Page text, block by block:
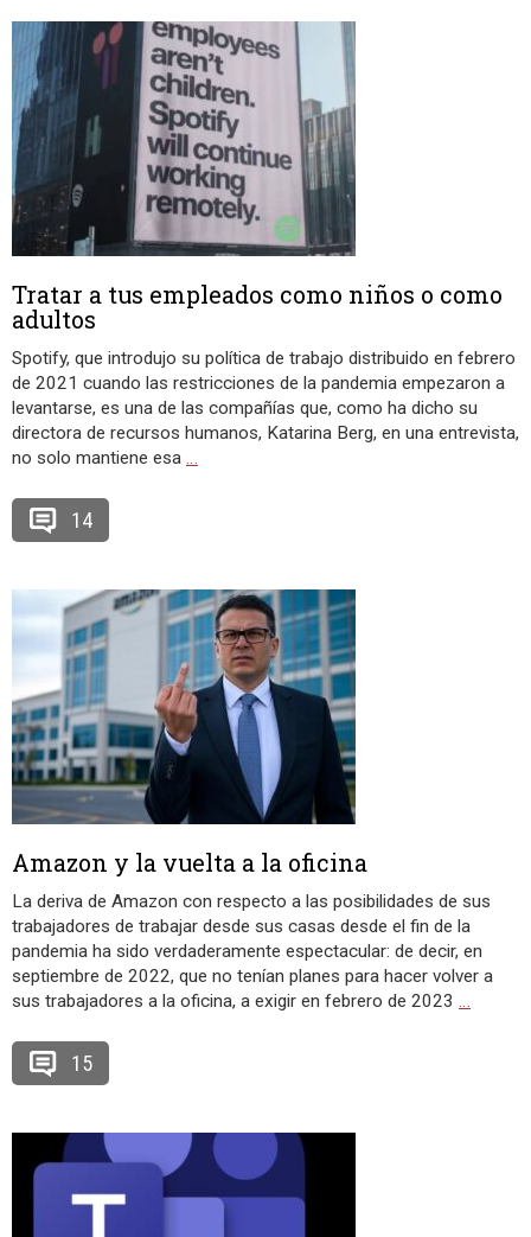
Tratar a tus empleados como niños o como
adultos
Spotify, que introdujo su política de trabajo distribuido en febrero
de 2021 cuando las restricciones de la pandemia empezaron a
levantarse, es una de las compañías que, como ha dicho su
directora de recursos humanos, Katarina Berg, en una entrevista,
no solo mantiene esa …
14
Amazon y la vuelta a la oficina
La deriva de Amazon con respecto a las posibilidades de sus
trabajadores de trabajar desde sus casas desde el fin de la
pandemia ha sido verdaderamente espectacular: de decir, en
septiembre de 2022, que no tenían planes para hacer volver a
sus trabajadores a la oficina, a exigir en febrero de 2023 …
15